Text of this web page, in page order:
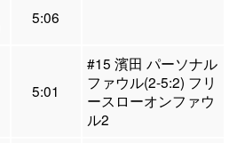
5:06
5:01
#15 濱田 パーソナル
ファウル(2-5:2) フリ
ースローオンファウ
ル2